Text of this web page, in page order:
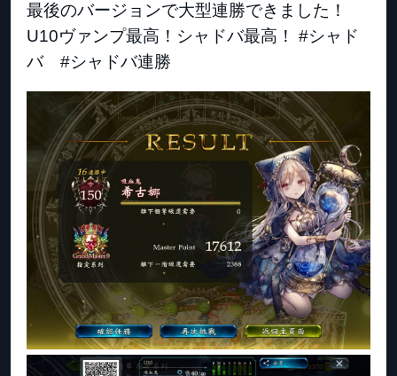
最後のバージョンで大型連勝できました！
U10ヴァンプ最高！シャドバ最高！ #シャド
バ #シャドバ連勝